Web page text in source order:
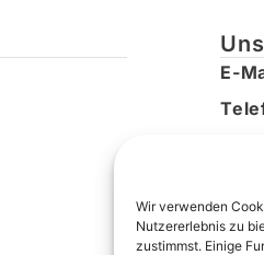
Wir verwenden
Nutzererlebnis zu
zustimmst. Einige
E-